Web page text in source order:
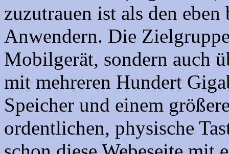
zuzutrauen ist als den
Anwendern. Die
Mobilgerät, sondern auch
mit mehreren Hundert
Speicher und einem
ordentlichen, physische